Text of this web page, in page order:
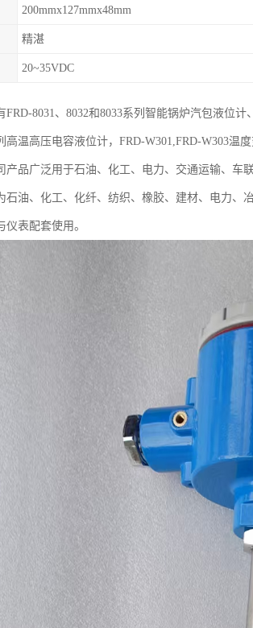
200mmx127mmx48mm
精湛
20~35VDC
8031、8032和8033系列智能锅炉汽包液位计
高温高压电容液位计，FRD-W301,FRD-W303
产品广泛用于石油、化工、电力、交通运输、车
石油、化工、化纤、纺织、橡胶、建材、电力、
表配套使用。